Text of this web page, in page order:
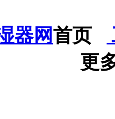
器网首页
更